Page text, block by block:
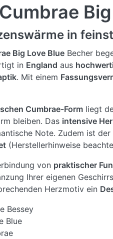
in
Big Love Blue Becher
in England aus
. Mit einem
Cumbrae-Form liegt
bleiben. Das intensive
Note. Zudem ist der
(Herstellerhinweise
von praktischer
Ihrer eigenen
Herzmotiv ein
Bessey
Blue